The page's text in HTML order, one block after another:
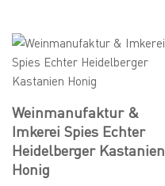
Weinmanufaktur &
Imkerei Spies Echter
Heidelberger Kastanien
Honig